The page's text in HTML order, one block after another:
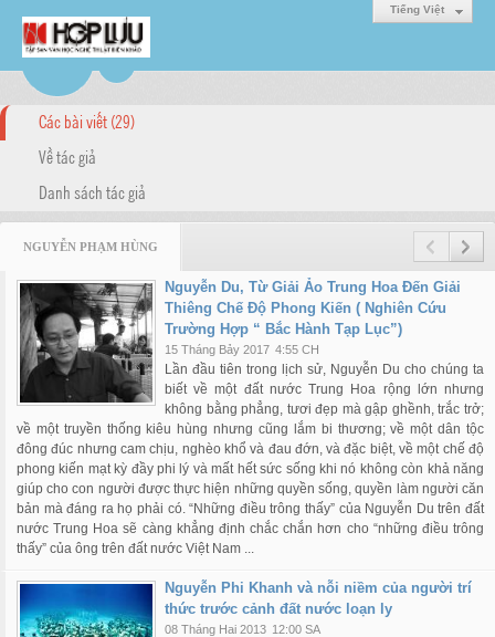
Tiếng Việt
Các bài viết (29)
Về tác giả
Danh sách tác giả
NGUYỄN PHẠM HÙNG
Nguyễn Du, Từ Giải Ảo Trung Hoa Đến Giải
Thiêng Chế Độ Phong Kiến ( Nghiên Cứu
Trường Hợp “ Bắc Hành Tạp Lục”)
15 Tháng Bảy 2017 4:55 CH
Lần đầu tiên trong lịch sử, Nguyễn Du cho chúng ta
biết về một đất nước Trung Hoa rộng lớn nhưng
không bằng phẳng, tươi đẹp mà gập ghềnh, trắc trở;
về một truyền thống kiêu hùng nhưng cũng lắm bi thương; về một dân tộc
đông đúc nhưng cam chịu, nghèo khổ và đau đớn, và đặc biệt, về một chế độ
phong kiến mạt kỳ đầy phi lý và mất hết sức sống khi nó không còn khả năng
giúp cho con người được thực hiện những quyền sống, quyền làm người căn
bản mà đáng ra họ phải có. “Những điều trông thấy” của Nguyễn Du trên đất
nước Trung Hoa sẽ càng khẳng định chắc chắn hơn cho “những điều trông
thấy” của ông trên đất nước Việt Nam ...
Nguyễn Phi Khanh và nỗi niềm của người trí
thức trước cảnh đất nước loạn ly
08 Tháng Hai 2013 12:00 SA